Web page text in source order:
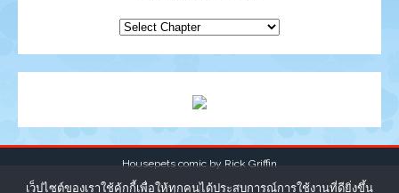
Housepets comic by Rick Griffin
|
เว็ปไซต์ของเราใช้คุ้กกี้เพื่อให้ทุกคนได้ประสบการณ์การใช้งานที่ดียิ่งขึ้น